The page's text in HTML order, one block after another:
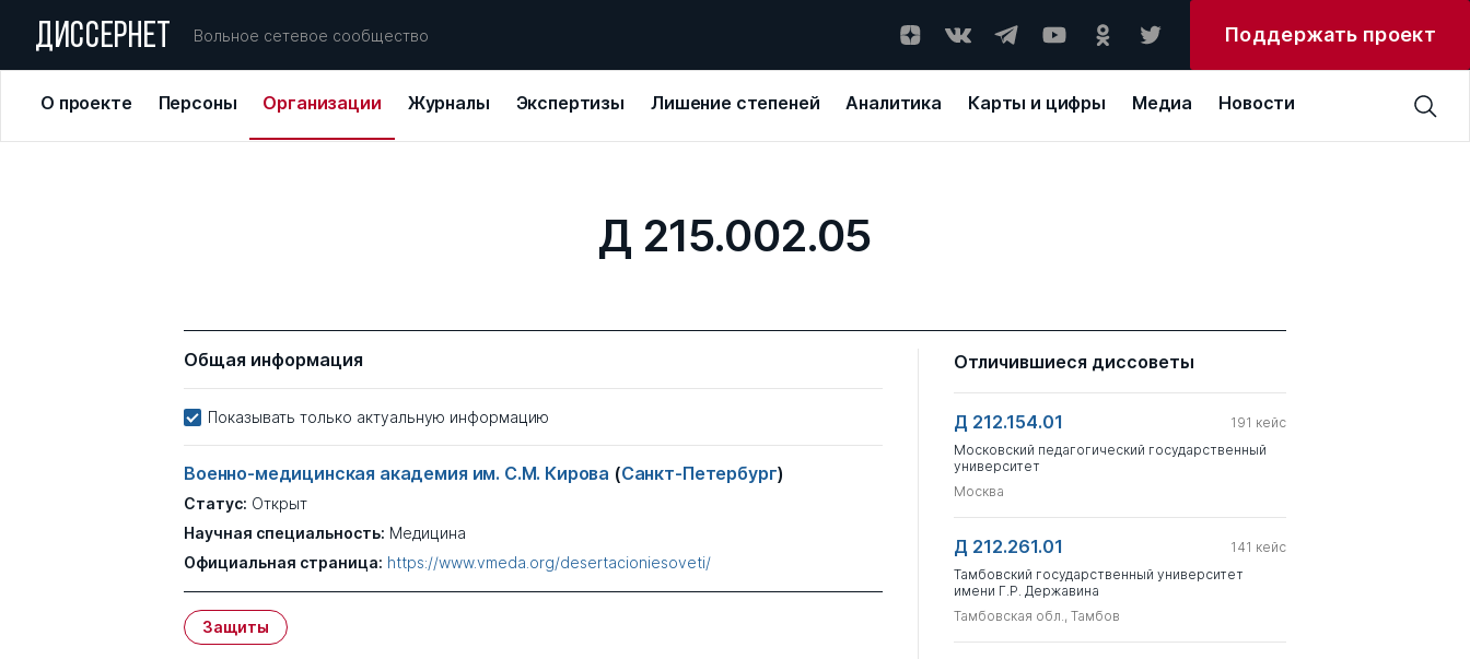
ДИССЕРНЕТ Вольное сетевое сообщество Поддержать проект
О проекте Персоны Организации Журналы Экспертизы Лишение степеней Аналитика Карты и цифры Медиа Новости
Д 215.002.05
Общая информация
Показывать только актуальную информацию
Военно-медицинская академия им. С.М. Кирова (Санкт-Петербург)
Статус: Открыт
Научная специальность: Медицина
Официальная страница: https://www.vmeda.org/desertacioniesoveti/
Защиты
Отличившиеся диссоветы
Д 212.154.01 191 кейс
Московский педагогический государственный
университет
Москва
Д 212.261.01 141 кейс
Тамбовский государственный университет
имени Г.Р. Державина
Тамбовская обл., Тамбов